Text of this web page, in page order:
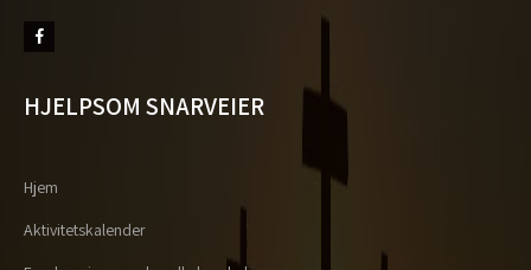
HJELPSOM SNARVEIER
Hjem
Aktivitetskalender